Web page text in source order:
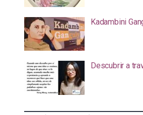
Kadambini
Descubrir a